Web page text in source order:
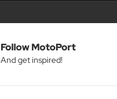
Follow MotoPort
And get inspired!